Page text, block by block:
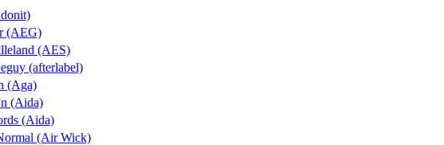
(AEG)
(AES)
(afterlabel)
(Aga)
(Aida)
(Aida)
(Air Wick)